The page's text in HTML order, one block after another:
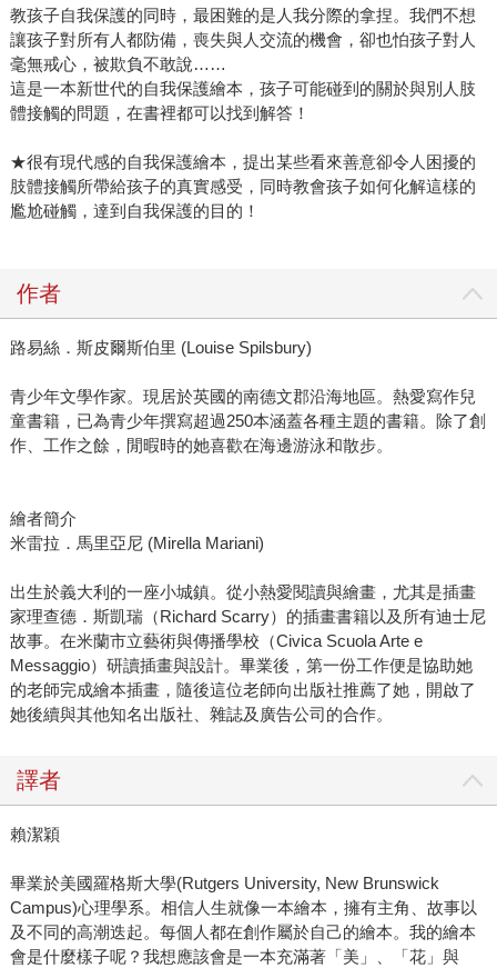
教孩子自我保護的同時，最困難的是人我分際的拿捏。我們不想
讓孩子對所有人都防備，喪失與人交流的機會，卻也怕孩子對人
毫無戒心，被欺負不敢說……
這是一本新世代的自我保護繪本，孩子可能碰到的關於與別人肢
體接觸的問題，在書裡都可以找到解答！
★很有現代感的自我保護繪本，提出某些看來善意卻令人困擾的
肢體接觸所帶給孩子的真實感受，同時教會孩子如何化解這樣的
尷尬碰觸，達到自我保護的目的！
作者
路易絲．斯皮爾斯伯里 (Louise Spilsbury)
青少年文學作家。現居於英國的南德文郡沿海地區。熱愛寫作兒
童書籍，已為青少年撰寫超過250本涵蓋各種主題的書籍。除了創
作、工作之餘，閒暇時的她喜歡在海邊游泳和散步。
繪者簡介
米雷拉．馬里亞尼 (Mirella Mariani)
出生於義大利的一座小城鎮。從小熱愛閱讀與繪畫，尤其是插畫
家理查德．斯凱瑞（Richard Scarry）的插畫書籍以及所有迪士尼
故事。在米蘭市立藝術與傳播學校（Civica Scuola Arte e
Messaggio）研讀插畫與設計。畢業後，第一份工作便是協助她
的老師完成繪本插畫，隨後這位老師向出版社推薦了她，開啟了
她後續與其他知名出版社、雜誌及廣告公司的合作。
譯者
賴潔穎
畢業於美國羅格斯大學(Rutgers University, New Brunswick
Campus)心理學系。相信人生就像一本繪本，擁有主角、故事以
及不同的高潮迭起。每個人都在創作屬於自己的繪本。我的繪本
會是什麼樣子呢？我想應該會是一本充滿著「美」、「花」與